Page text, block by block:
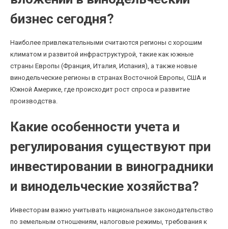
бизнес сегодня?
Наиболее привлекательными считаются регионы с хорошим
климатом и развитой инфраструктурой, такие как южные
страны Европы (Франция, Италия, Испания), а также новые
винодельческие регионы в странах Восточной Европы, США и
Южной Америке, где происходит рост спроса и развитие
производства.
Какие особенности учета и
регулирования существуют при
инвестировании в виноградники
и винодельческие хозяйства?
Инвесторам важно учитывать национальное законодательство
по земельным отношениям, налоговые режимы, требования к